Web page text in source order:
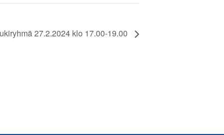
27.2.2024 klo 17.00-19.00